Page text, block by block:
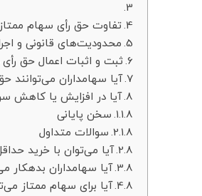
تفاوت حق رأی سهام
محدودیت‌های قانونی و
ثبت و اثبات اعمال حق
آیا سهامداران می‌توانند
آیا در افزایش یا کاهش
سخن پایانی
سوالات متداول
آیا می‌توان با خرید حداقل ۵۰ درصد سهام، کنترل شرکت را به‌دست
آیا سهامداران بدهکار
آیا برای سهام ممتاز